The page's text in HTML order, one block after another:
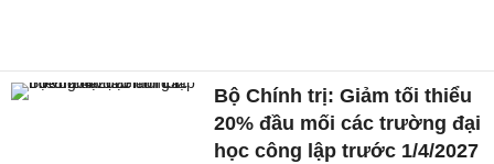
Bộ Chính trị: Giảm tối thiểu
20% đầu mối các trường đại
học công lập trước 1/4/2027